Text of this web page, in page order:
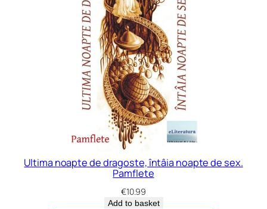
Ultima noapte de dragoste, întâia noapte de sex.
Pamflete
€10.99
Add to basket